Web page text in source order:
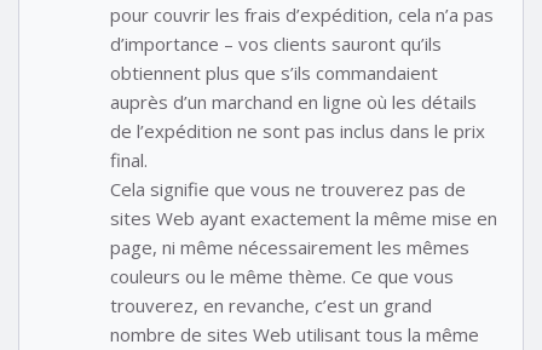
pour couvrir les frais d’expédition, cela n’a pas
d’importance – vos clients sauront qu’ils
obtiennent plus que s’ils commandaient
auprès d’un marchand en ligne où les détails
de l’expédition ne sont pas inclus dans le prix
final.
Cela signifie que vous ne trouverez pas de
sites Web ayant exactement la même mise en
page, ni même nécessairement les mêmes
couleurs ou le même thème. Ce que vous
trouverez, en revanche, c’est un grand
nombre de sites Web utilisant tous la même